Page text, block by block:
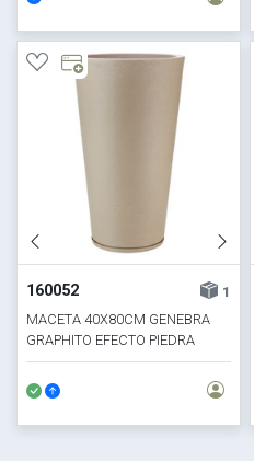
160052
1
MACETA 40X80CM GENEBRA
GRAPHITO EFECTO PIEDRA
BEIGE